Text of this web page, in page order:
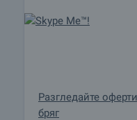
Разгледайте
бряг